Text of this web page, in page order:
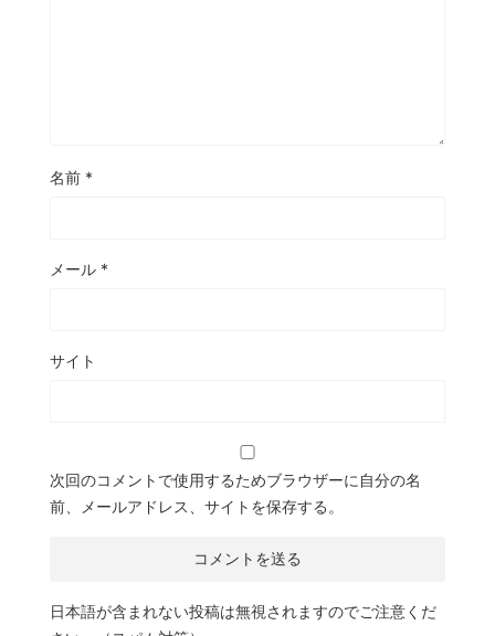
名前 *
メール *
サイト
次回のコメントで使用するためブラウザーに自分の名
前、メールアドレス、サイトを保存する。
日本語が含まれない投稿は無視されますのでご注意くだ